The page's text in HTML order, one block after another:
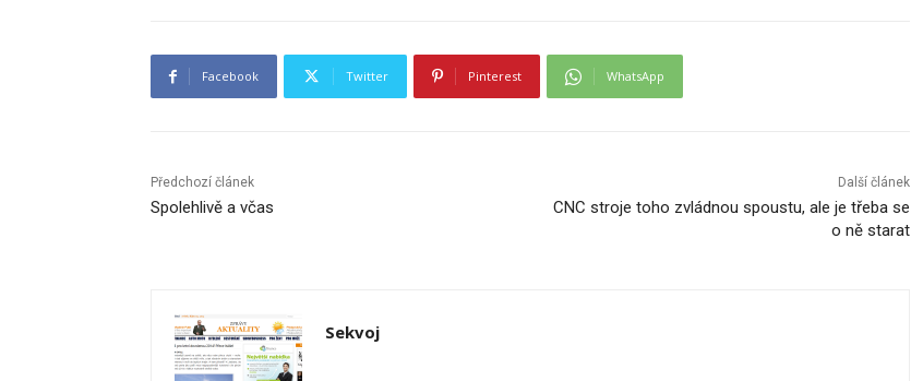
Facebook Twitter Pinterest WhatsApp
Předchozí článek
Spolehlivě a včas
Další článek
CNC stroje toho zvládnou spoustu, ale je třeba se
o ně starat
Sekvoj